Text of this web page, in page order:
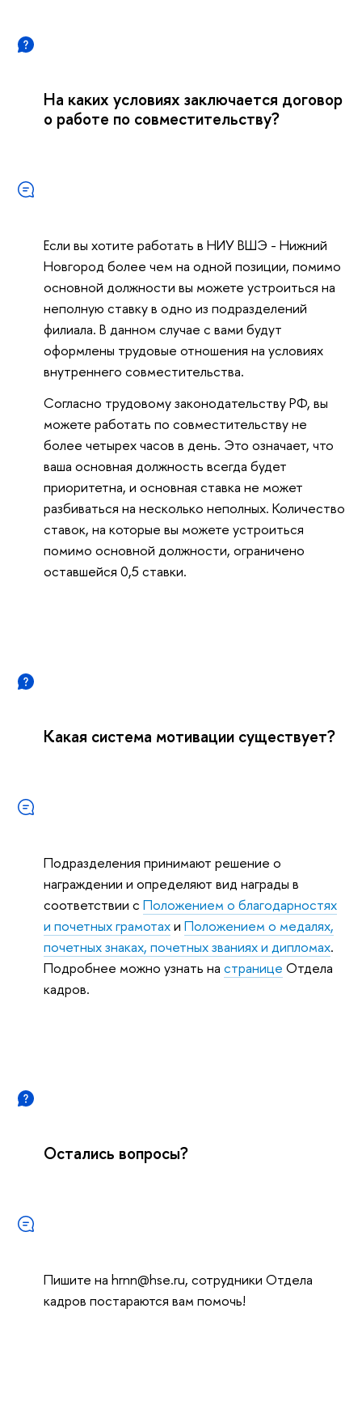
На каких условиях заключается договор
о работе по совместительству?
Если вы хотите работать в НИУ ВШЭ - Нижний
Новгород более чем на одной позиции, помимо
основной должности вы можете устроиться на
неполную ставку в одно из подразделений
филиала. В данном случае с вами будут
оформлены трудовые отношения на условиях
внутреннего совместительства.
Согласно трудовому законодательству РФ, вы
можете работать по совместительству не
более четырех часов в день. Это означает, что
ваша основная должность всегда будет
приоритетна, и основная ставка не может
разбиваться на несколько неполных. Количество
ставок, на которые вы можете устроиться
помимо основной должности, ограничено
оставшейся 0,5 ставки.
Какая система мотивации существует?
Подразделения принимают решение о
награждении и определяют вид награды в
соответствии с Положением о благодарностях
и почетных грамотахи Положением о медалях,
почетных знаках, почетных званиях и дипломах.
Подробнее можно узнать на странице Отдела
кадров.
Остались вопросы?
Пишите на hrnn@hse.ru, сотрудники Отдела
кадров постараются вам помочь!